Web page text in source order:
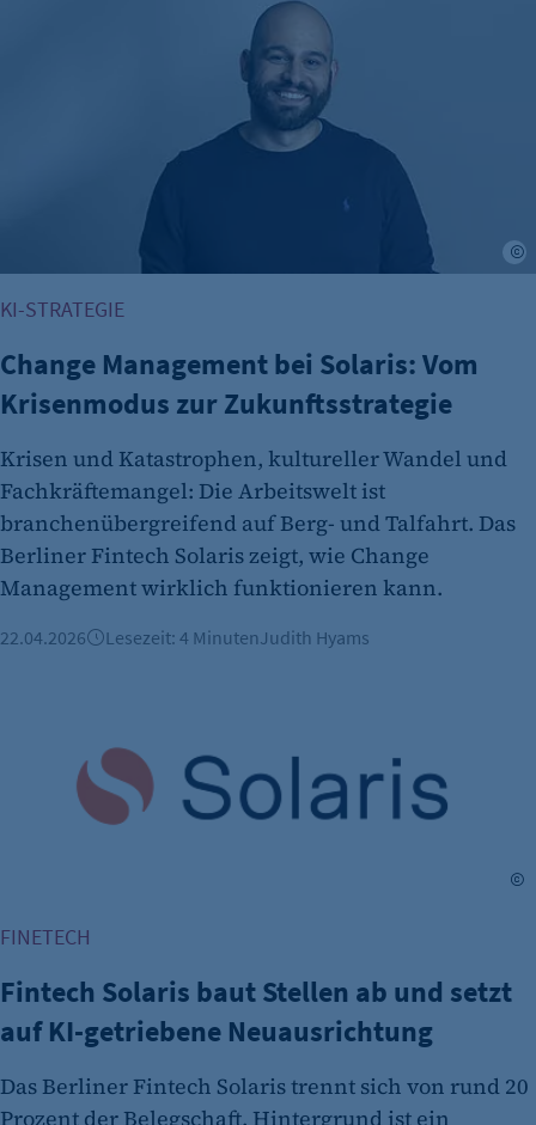
KI-STRATEGIE
Change Management bei Solaris: Vom
Krisenmodus zur Zukunftsstrategie
Krisen und Katastrophen, kultureller Wandel und
Fachkräftemangel: Die Arbeitswelt ist
branchenübergreifend auf Berg- und Talfahrt. Das
Berliner Fintech Solaris zeigt, wie Change
Management wirklich funktionieren kann.
22.04.2026 Lesezeit: 4 MinutenJudith Hyams
FINETECH
Fintech Solaris baut Stellen ab und setzt
auf KI-getriebene Neuausrichtung
Das Berliner Fintech Solaris trennt sich von rund 20
Prozent der Belegschaft. Hintergrund ist ein